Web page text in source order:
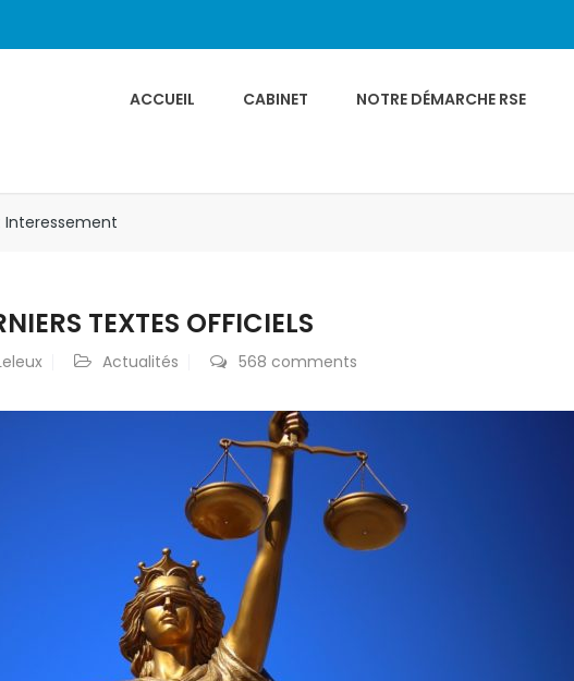
ACCUEIL CABINET NOTRE DÉMARCHE RSE
TEXTES OFFICIELS
Actualités 568 comments